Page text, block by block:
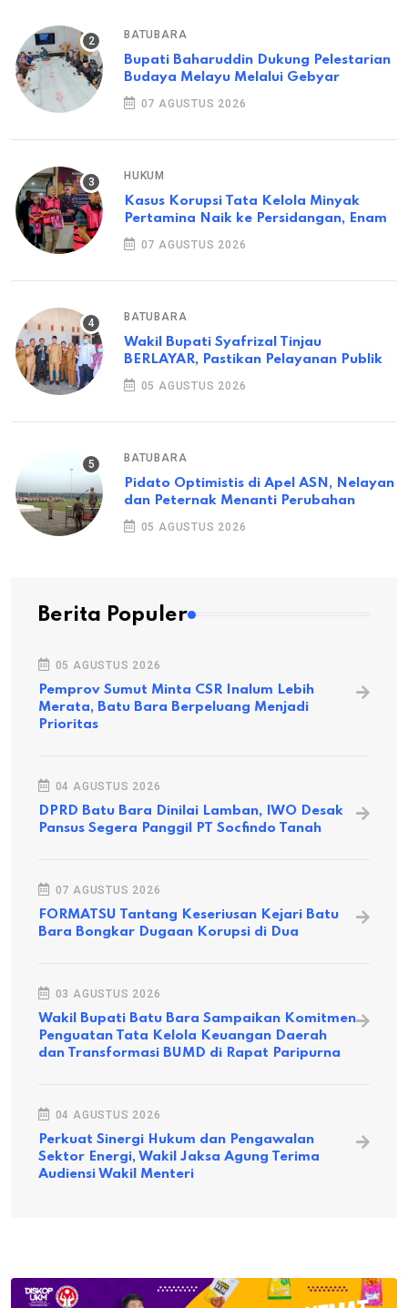
BATUBARA
Bupati Baharuddin Dukung Pelestarian
Budaya Melayu Melalui Gebyar
07 AGUSTUS 2026
HUKUM
Kasus Korupsi Tata Kelola Minyak
Pertamina Naik ke Persidangan, Enam
07 AGUSTUS 2026
BATUBARA
Wakil Bupati Syafrizal Tinjau
BERLAYAR, Pastikan Pelayanan Publik
05 AGUSTUS 2026
BATUBARA
Pidato Optimistis di Apel ASN, Nelayan
dan Peternak Menanti Perubahan
05 AGUSTUS 2026
Berita Populer
05 AGUSTUS 2026
Pemprov Sumut Minta CSR Inalum Lebih
Merata, Batu Bara Berpeluang Menjadi
Prioritas
04 AGUSTUS 2026
DPRD Batu Bara Dinilai Lamban, IWO Desak
Pansus Segera Panggil PT Socfindo Tanah
07 AGUSTUS 2026
FORMATSU Tantang Keseriusan Kejari Batu
Bara Bongkar Dugaan Korupsi di Dua
03 AGUSTUS 2026
Wakil Bupati Batu Bara Sampaikan Komitmen
Penguatan Tata Kelola Keuangan Daerah
dan Transformasi BUMD di Rapat Paripurna
04 AGUSTUS 2026
Perkuat Sinergi Hukum dan Pengawalan
Sektor Energi, Wakil Jaksa Agung Terima
Audiensi Wakil Menteri